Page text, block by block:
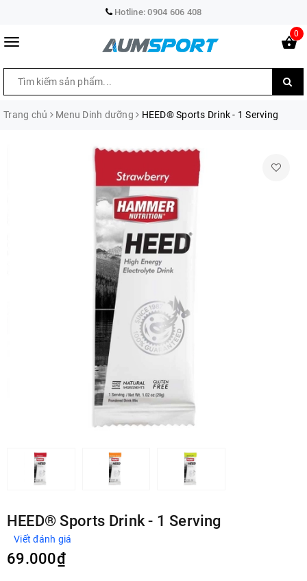
Hotline:0904 606 408
0
Trang chủ Menu Dinh dưỡng HEED® Sports Drink - 1 Serving
HEED® Sports Drink - 1 Serving
Viết đánh giá
69.000₫